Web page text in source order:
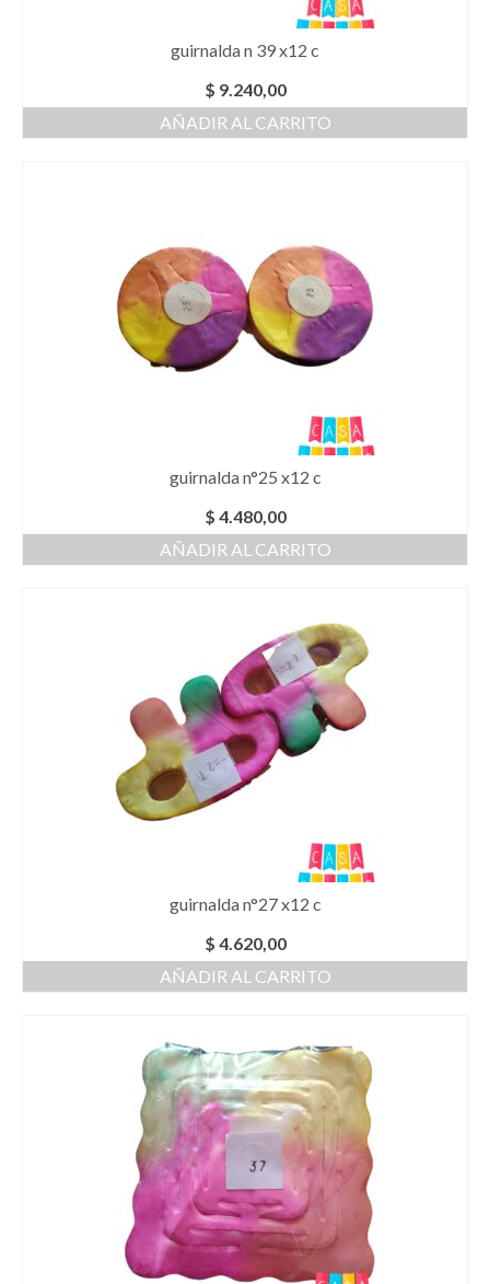
guirnalda n 39 x12 c
$ 9.240,00
AÑADIR AL CARRITO
guirnalda n°25 x12 c
$ 4.480,00
AÑADIR AL CARRITO
guirnalda n°27 x12 c
$ 4.620,00
AÑADIR AL CARRITO